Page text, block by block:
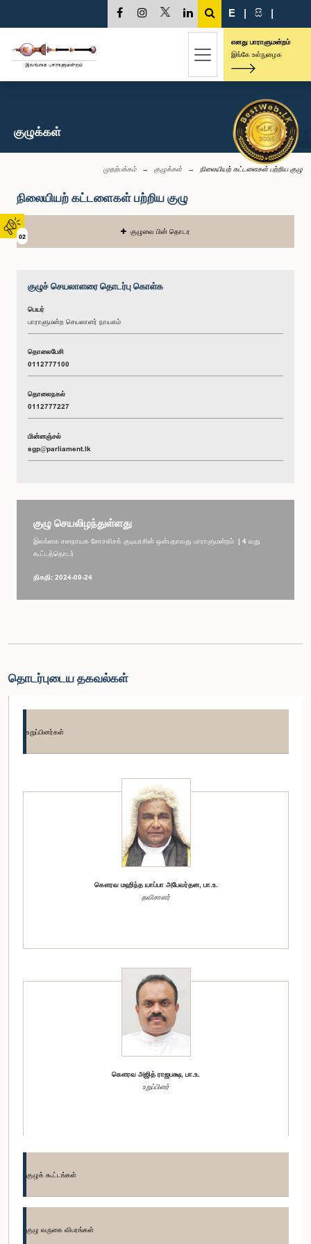
02
E | සි |
எனது பாராளுமன்றம்
இங்கே உள்நுழைக
குழுக்கள்
முதற்பக்கம் குழுக்கள் நிலையியற் கட்டளைகள் பற்றிய குழு
நிலையியற் கட்டளைகள் பற்றிய குழு
குழுவை பின் தொடர
குழுச் செயலாளரை தொடர்பு கொள்க
பெயர்
பாராளுமன்ற செயலாளர் நாயகம்
தொலைபேசி
0112777100
தொலைநகல்
0112777227
மின்னஞ்சல்
sgp@parliament.lk
குழு செயலிழந்துள்ளது
இலங்கை சனநாயக சோசலிசக் குடியரசின் ஒன்பதாவது பாராளுமன்றம் | 4 வது
கூட்டத்தொடர்
திகதி: 2024-09-24
தொடர்புடைய தகவல்கள்
உறுப்பினர்கள்
கௌரவ மஹிந்த யாப்பா அபேவர்தன, பா.உ.
தவிசாளர்
கௌரவ அஜித் ராஜபக்ஷ, பா.உ.
உறுப்பினர்
குழுக் கூட்டங்கள்
குழு வருகை விபரங்கள்